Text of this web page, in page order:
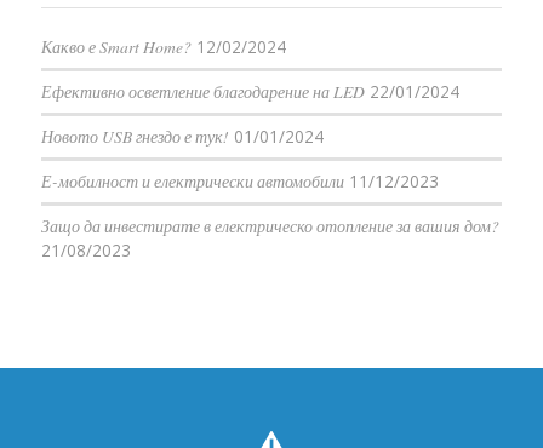
Какво е Smart Home? 12/02/2024
Ефективно осветление благодарение на LED 22/01/2024
Новото USB гнездо е тук! 01/01/2024
Е-мобилност и електрически автомобили 11/12/2023
Защо да инвестирате в електрическо отопление за вашия дом?
21/08/2023